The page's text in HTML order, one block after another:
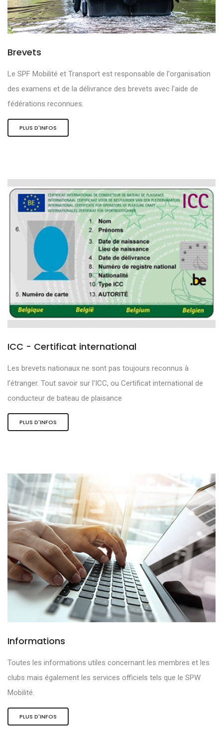
Brevets
Le SPF Mobilité et Transport est responsable de l'organisation
des examens et de la délivrance des brevets avec l'aide de
fédérations reconnues.
PLUS D'INFOS
ICC - Certificat international
Les brevets nationaux ne sont pas toujours reconnus à
l'étranger. Tout savoir sur l'ICC, ou Certificat international de
conducteur de bateau de plaisance
PLUS D'INFOS
Informations
Toutes les informations utiles concernant les membres et les
clubs mais également les services officiels tels que le SPW
Mobilité.
PLUS D'INFOS